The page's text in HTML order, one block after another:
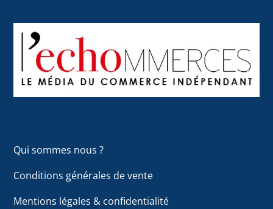
To
Top
Qui sommes nous ?
Conditions générales de vente
Mentions légales & confidentialité